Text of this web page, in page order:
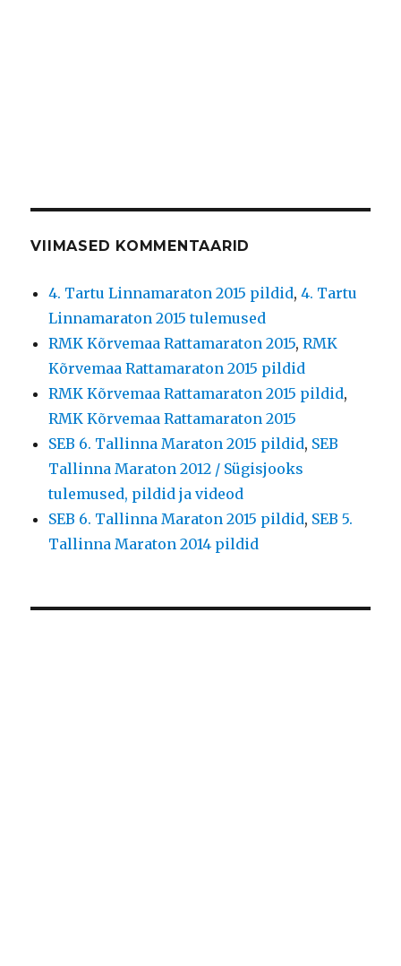
VIIMASED KOMMENTAARID
4. Tartu Linnamaraton 2015 pildid,4. Tartu
Linnamaraton 2015 tulemused
RMK Kõrvemaa Rattamaraton 2015,RMK
Kõrvemaa Rattamaraton 2015 pildid
RMK Kõrvemaa Rattamaraton 2015 pildid,
RMK Kõrvemaa Rattamaraton 2015
SEB 6. Tallinna Maraton 2015 pildid, SEB
Tallinna Maraton 2012 / Sügisjooks
tulemused, pildid ja videod
SEB 6. Tallinna Maraton 2015 pildid, SEB 5.
Tallinna Maraton 2014 pildid